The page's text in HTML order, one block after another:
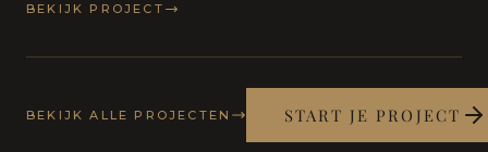
BEKIJK PROJECT
BEKIJK ALLE PROJECTEN START JE PROJECT